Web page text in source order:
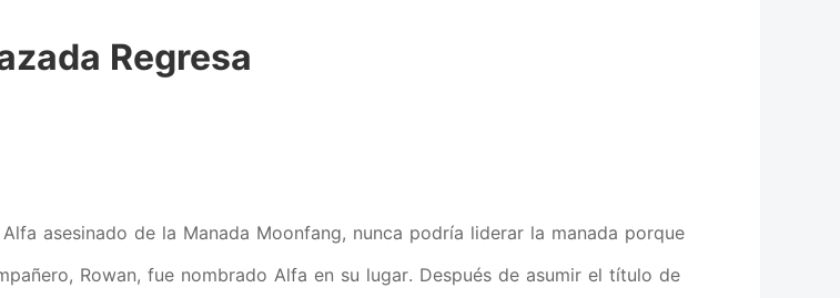
Regresa
asesinado de la Manada Moonfang, nunca podría liderar la manada porque
Rowan, fue nombrado Alfa en su lugar. Después de asumir el título de